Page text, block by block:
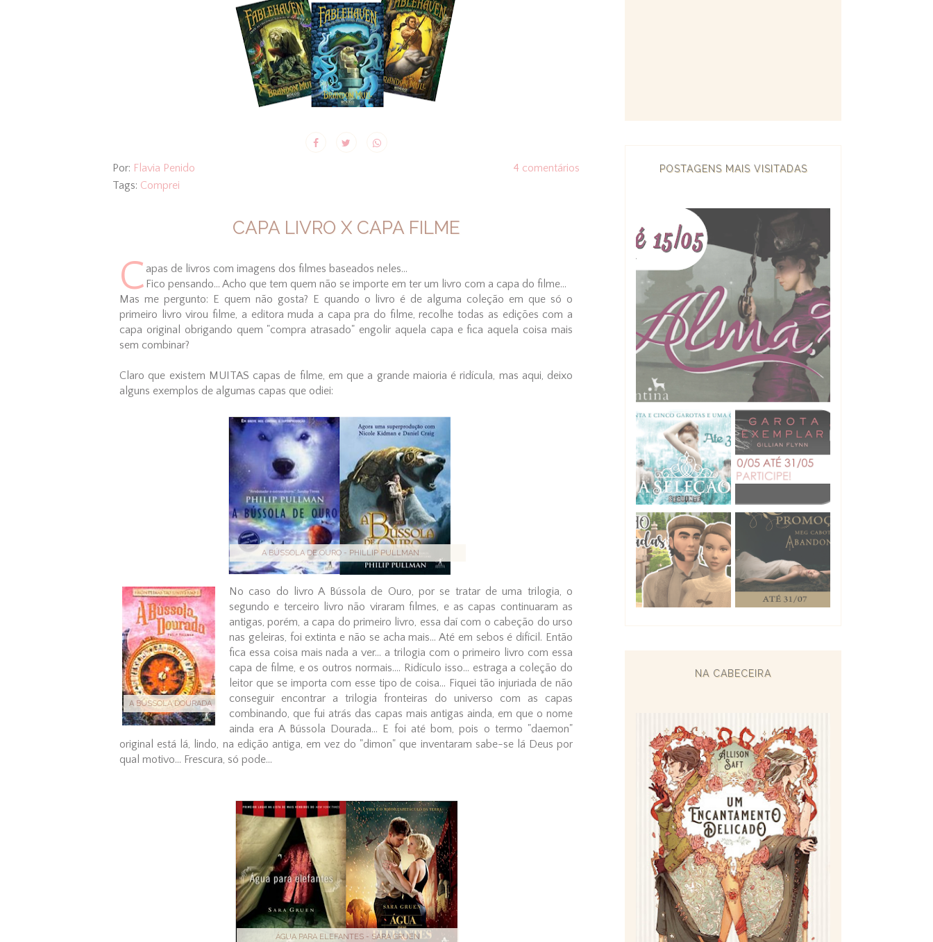
Por: Flavia Penido
4 comentários
Tags: Comprei
CAPA LIVRO X CAPA FILME
C apas de livros com imagens dos filmes baseados neles...
Fico pensando... Acho que tem quem não se importe em ter um livro com a capa do filme...
Mas me pergunto: E quem não gosta? E quando o livro é de alguma coleção em que só o
primeiro livro virou filme, a editora muda a capa pra do filme, recolhe todas as edições com a
capa original obrigando quem "compra atrasado" engolir aquela capa e fica aquela coisa mais
sem combinar?
Claro que existem MUITAS capas de filme, em que a grande maioria é ridícula, mas aqui, deixo
alguns exemplos de algumas capas que odiei:
A BÚSSOLA DE OURO - PHILLIP PULLMAN
A BÚSSOLA DOURADA
No caso do livro A Bússola de Ouro, por se tratar de uma trilogia, o
segundo e terceiro livro não viraram filmes, e as capas continuaram as
antigas, porém, a capa do primeiro livro, essa daí com o cabeção do urso
nas geleiras, foi extinta e não se acha mais... Até em sebos é difícil. Então
fica essa coisa mais nada a ver... a trilogia com o primeiro livro com essa
capa de filme, e os outros normais.... Ridículo isso... estraga a coleção do
leitor que se importa com esse tipo de coisa... Fiquei tão injuriada de não
conseguir encontrar a trilogia fronteiras do universo com as capas
combinando, que fui atrás das capas mais antigas ainda, em que o nome
ainda era A Bússola Dourada... E foi até bom, pois o termo "daemon"
original está lá, lindo, na edição antiga, em vez do "dimon" que inventaram sabe-se lá Deus por
qual motivo... Frescura, só pode...
ÁGUA PARA ELEFANTES - SARA GRUEN
POSTAGENS MAIS VISITADAS
NA CABECEIRA